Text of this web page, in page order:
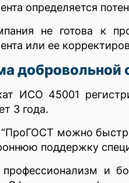
определяется
не готова к
или ее
добровольной
ИСО 45001
3 года.
можно
поддержку
и